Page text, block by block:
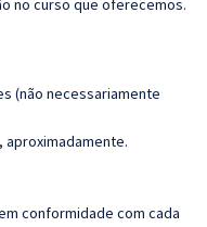
no curso que oferecemos.
(não necessariamente
aproximadamente.
conformidade com cada